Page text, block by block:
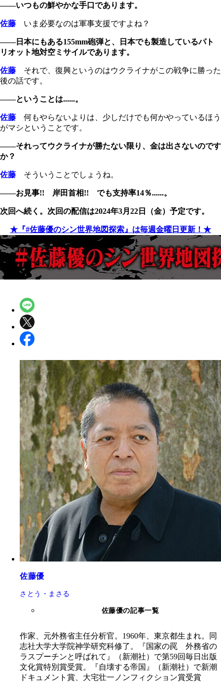
――いつもの鮮やかな手口であります。
佐藤 いま必要なのは軍事支援ですよね？
――日本にもある155mm砲弾と、日本でも製造しているパト
リオット地対空ミサイルであります。
佐藤 それで、復興というのはウクライナがこの戦争に勝った
後の話です。
――ということは......。
佐藤 何もやらないよりは、少しだけでも何かやっているほう
がマシということです。
――それってウクライナが勝たない限り、金は出さないのです
か？
佐藤 そういうことでしょうね。
――お見事!! 岸田首相!! でも支持率14％......。
次回へ続く。次回の配信は2024年3月22日（金）予定です。
★『#佐藤優のシン世界地図探索』は毎週金曜日更新！★
佐藤優
さとう・まさる
佐藤優の記事一覧
作家、元外務省主任分析官。1960年、東京都生まれ。同
志社大学大学院神学研究科修了。『国家の罠 外務省の
ラスプーチンと呼ばれて』（新潮社）で第59回毎日出版
文化賞特別賞受賞。『自壊する帝国』（新潮社）で新潮
ドキュメント賞、大宅壮一ノンフィクション賞受賞